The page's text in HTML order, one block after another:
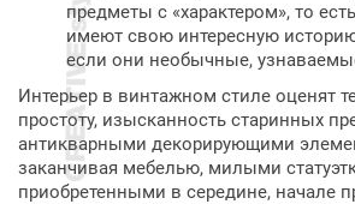
предметы с «характером», то
имеют свою интересную
если они необычные,
Интерьер в винтажном стиле оценят
простоту, изысканность старинных
антикварными декорирующими
заканчивая мебелью, милыми
приобретенными в середине, начале